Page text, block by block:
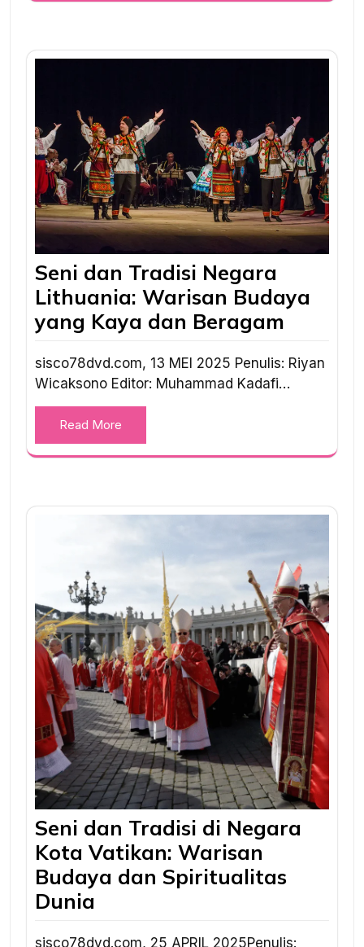
Seni dan Tradisi Negara
Lithuania: Warisan Budaya
yang Kaya dan Beragam
sisco78dvd.com, 13 MEI 2025 Penulis: Riyan
Wicaksono Editor: Muhammad Kadafi…
Read More
Seni dan Tradisi di Negara
Kota Vatikan: Warisan
Budaya dan Spiritualitas
Dunia
sisco78dvd.com, 25 APRIL 2025Penulis: